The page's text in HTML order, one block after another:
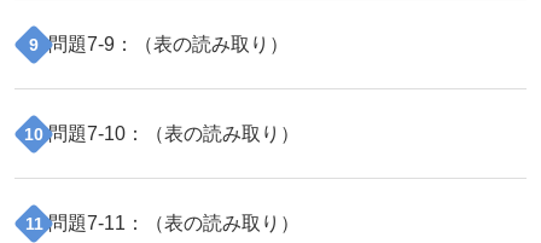
9 問題7-9 ：（表の読み取り ）
10 問題7-10 ：（表の読み取り ）
11 問題7-11 ：（表の読み取り ）